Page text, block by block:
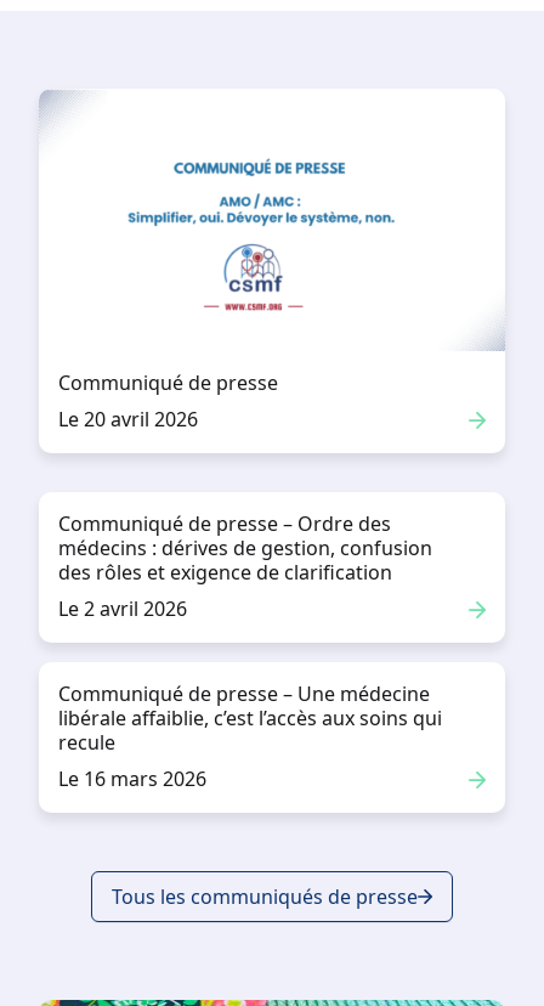
Communiqué de presse
Le 20 avril 2026
Communiqué de presse – Ordre des
médecins : dérives de gestion, confusion
des rôles et exigence de clarification
Le 2 avril 2026
Communiqué de presse – Une médecine
libérale affaiblie, c’est l’accès aux soins qui
recule
Le 16 mars 2026
Tous les communiqués de presse